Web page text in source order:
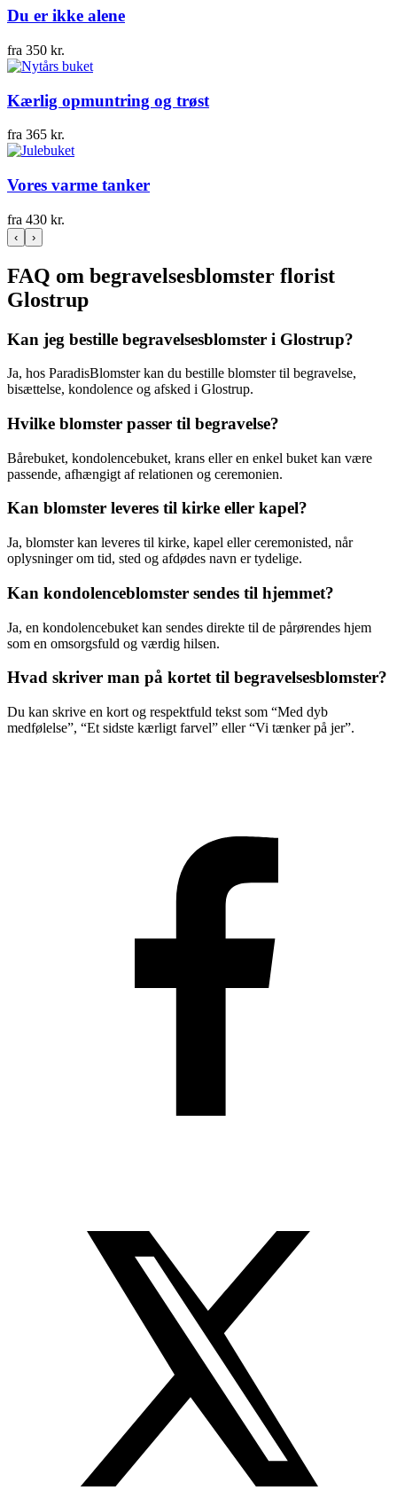
Du er ikke alene
fra 350 kr.
Kærlig opmuntring og trøst
fra 365 kr.
Vores varme tanker
fra 430 kr.
‹ ›
FAQ om begravelsesblomster florist
Glostrup
Kan jeg bestille begravelsesblomster i Glostrup?
Ja, hos ParadisBlomster kan du bestille blomster til begravelse,
bisættelse, kondolence og afsked i Glostrup.
Hvilke blomster passer til begravelse?
Bårebuket, kondolencebuket, krans eller en enkel buket kan være
passende, afhængigt af relationen og ceremonien.
Kan blomster leveres til kirke eller kapel?
Ja, blomster kan leveres til kirke, kapel eller ceremonisted, når
oplysninger om tid, sted og afdødes navn er tydelige.
Kan kondolenceblomster sendes til hjemmet?
Ja, en kondolencebuket kan sendes direkte til de pårørendes hjem
som en omsorgsfuld og værdig hilsen.
Hvad skriver man på kortet til begravelsesblomster?
Du kan skrive en kort og respektfuld tekst som “Med dyb
medfølelse”, “Et sidste kærligt farvel” eller “Vi tænker på jer”.